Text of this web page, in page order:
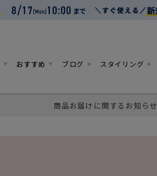
おすすめ ブログ スタイリング
商品お届けに関するお知らせ